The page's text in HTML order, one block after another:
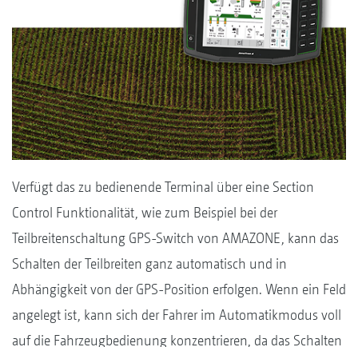
Verfügt das zu bedienende Terminal über eine Section
Control Funktionalität, wie zum Beispiel bei der
Teilbreitenschaltung GPS-Switch von AMAZONE, kann das
Schalten der Teilbreiten ganz automatisch und in
Abhängigkeit von der GPS-Position erfolgen. Wenn ein Feld
angelegt ist, kann sich der Fahrer im Automatikmodus voll
auf die Fahrzeugbedienung konzentrieren, da das Schalten